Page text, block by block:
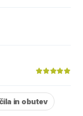
in obutev